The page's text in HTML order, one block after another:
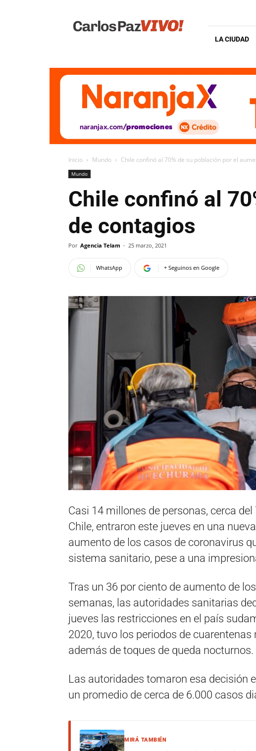
Vivo
LA CIUDAD
Inicio Mundo Chile confinó al 70% de su población por el
Mundo
Chile confinó al
de contagios
Por Agencia Telam - 25 marzo, 2021
WhatsApp + Seguinos en Google
Casi 14 millones de personas, cerca
Chile, entraron este jueves en una
aumento de los casos de coronavirus
sistema sanitario, pese a una
Tras un 36 por ciento de aumento de
semanas, las autoridades sanitarias
jueves las restricciones en el país
2020, tuvo los periodos de
además de toques de queda nocturnos.
Las autoridades tomaron esa decisión
un promedio de cerca de 6.000 casos
MIRÁ TAMBIÉN